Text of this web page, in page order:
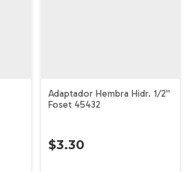
Adaptador Hembra Hidr. 1/2''
Foset 45432
$3.30